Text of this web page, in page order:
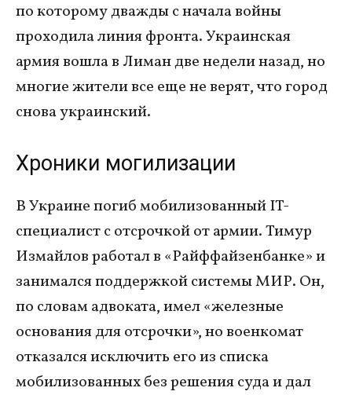
по которому дважды с начала войны
проходила линия фронта. Украинская
армия вошла в Лиман две недели назад, но
многие жители все еще не верят, что город
снова украинский.
Хроники могилизации
В Украине погиб мобилизованный IT-
специалист с отсрочкой от армии. Тимур
Измайлов работал в «Райффайзенбанке» и
занимался поддержкой системы МИР. Он,
по словам адвоката, имел «железные
основания для отсрочки», но военкомат
отказался исключить его из списка
мобилизованных без решения суда и дал